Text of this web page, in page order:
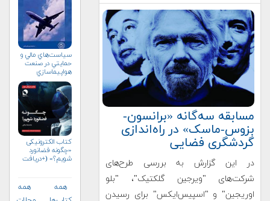
مسابقه سه‌گانه «برانسون-
بزوس-ماسک» در راه‌اندازی
گردشگری فضایی
در این گزارش به بررسی طرح‌های
شرکت‌های "ویرجین گلکتیک"، "بلو
اوریجین" و "اسپیس‌ایکس" برای رسیدن
سياست‌هاي مالي و
حمايتي در صنعت
هواپيماسازي
غيرنظامي+دریافت
نسخه‌ الکترونیکی
کتاب الکترونیکی
«چگونه فضانورد
شویم؟» (+دریافت
همه
همه